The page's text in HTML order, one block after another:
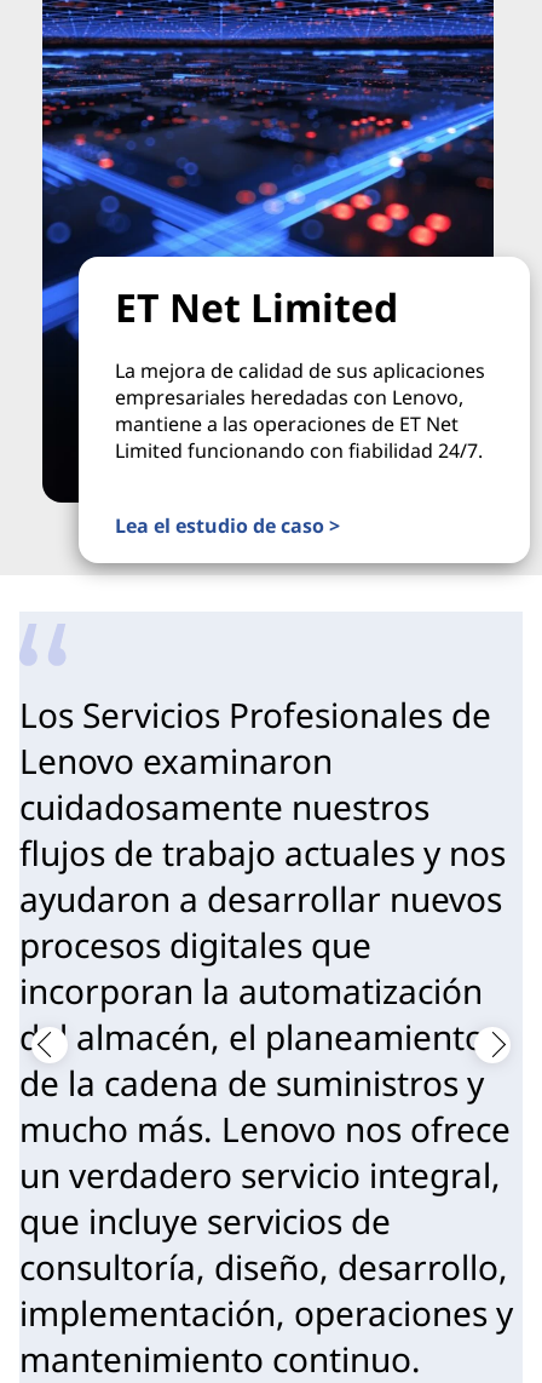
ET Net Limited
La mejora de calidad de sus aplicaciones
empresariales heredadas con Lenovo,
mantiene a las operaciones de ET Net
Limited funcionando con fiabilidad 24/7.
Lea el estudio de caso >
Los Servicios Profesionales de
Lenovo examinaron
cuidadosamente nuestros
flujos de trabajo actuales y nos
ayudaron a desarrollar nuevos
procesos digitales que
incorporan la automatización
del almacén, el planeamiento
de la cadena de suministros y
mucho más. Lenovo nos ofrece
un verdadero servicio integral,
que incluye servicios de
consultoría, diseño, desarrollo,
implementación, operaciones y
mantenimiento continuo.